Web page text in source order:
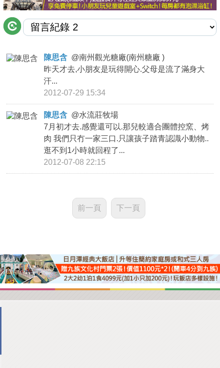
討論區
聯絡我們
APP下載
陳思含 @南州觀光糖廠(南州糖廠 )
昨天才去,小朋友是玩得開心.父母是流了滿身大
汗...
2012-07-29 15:34
陳思含 @水流莊牧場
7月初才去.感覺還可以.那兒較適合團體控窯、烤
肉 我們只冇一家三口.只讓孩子踏青認識小動物..
逛不到1小時就回程了...
2012-07-08 22:15
前一頁 下一頁